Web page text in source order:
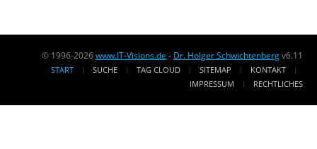
© 1996-2026www.IT-Visions.de - Dr. Holger Schwichtenbergv6.11
START SUCHE TAG CLOUD SITEMAP
KONTAKT
IMPRESSUM
RECHTLICHES